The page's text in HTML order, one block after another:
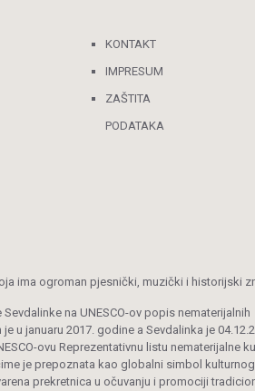
KONTAKT
IMPRESUM
ZAŠTITA
PODATAKA
ima ogroman pjesnički, muzički i historijski
na UNESCO-ov popis nematerijalnih
u januaru 2017. godine a Sevdalinka je
ovu Reprezentativnu listu nematerijalne
je prepoznata kao globalni simbol kulturnog
prekretnica u očuvanju i promociji